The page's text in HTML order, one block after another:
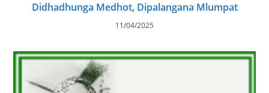
Didhadhunga Medhot, Dipalangana Mlumpat
11/04/2025